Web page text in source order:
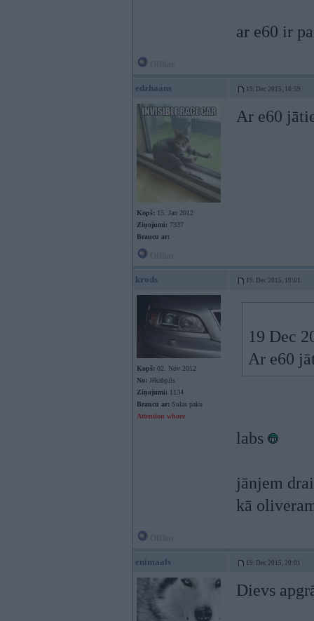
ar e60 ir
edzhaans 19. Dec 2015, 18:59
Kopš: 15. Jan 2012
Ziņojumi: 7337
Braucu ar:
Ar e60
krods 19. Dec 2015, 19:01
Kopš: 02. Nov 2012
No: Jēkabpils
Ziņojumi: 1134
Braucu ar: Sulas paku
Attention whore
19 Dec
Ar e60
labs
jānjem
kā
enimaals 19. Dec 2015, 20:01
Dievs